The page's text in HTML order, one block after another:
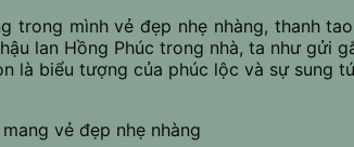
trong mình vẻ đẹp nhẹ nhàng, thanh
lan Hồng Phúc trong nhà, ta như
là biểu tượng của phúc lộc và sự sung
vẻ đẹp nhẹ nhàng